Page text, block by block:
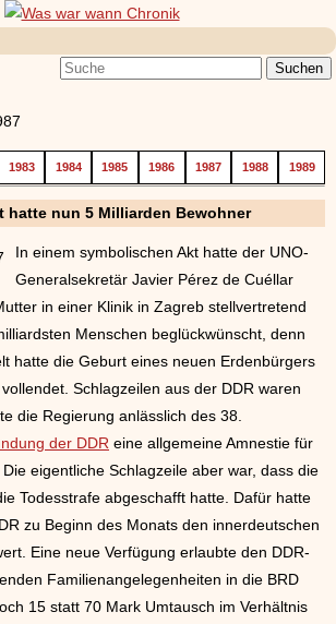
1983 1984 1985 1986 1987 1988 1989
hatte nun 5 Milliarden Bewohner
In einem symbolischen Akt hatte der UNO-
Generalsekretär Javier Pérez de Cuéllar
in einer Klinik in Zagreb stellvertretend
Menschen beglückwünscht, denn
hatte die Geburt eines neuen Erdenbürgers
Schlagzeilen aus der DDR waren
die Regierung anlässlich des 38.
der DDR eine allgemeine Amnestie für
eigentliche Schlagzeile aber war, dass die
Todesstrafe abgeschafft hatte. Dafür hatte
zu Beginn des Monats den innerdeutschen
Eine neue Verfügung erlaubte den DDR-
Familienangelegenheiten in die BRD
15 statt 70 Mark Umtausch im Verhältnis